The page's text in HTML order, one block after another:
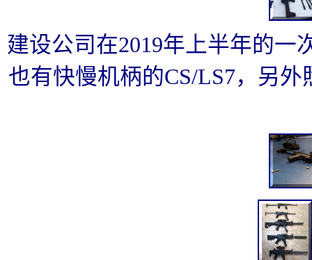
建设公司在2019年上半年的一
也有快慢机柄的CS/LS7，另